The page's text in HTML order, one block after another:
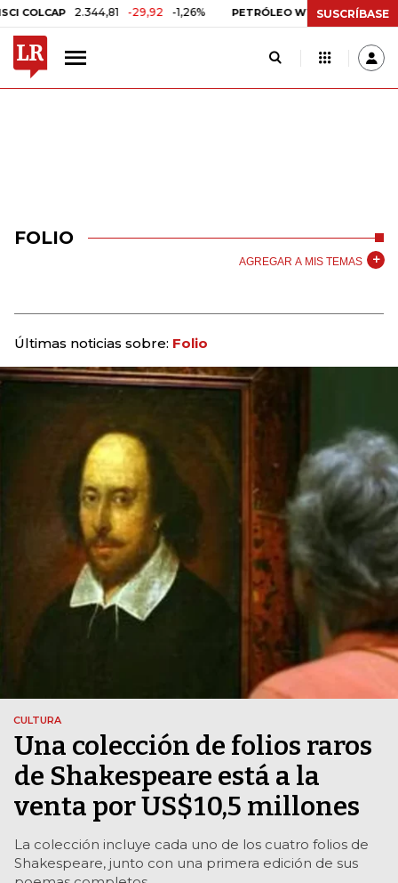
2.344,81 -29,92 -1,26% PETRÓLEO WTI US$ 75,09 -US$
SUSCRÍBASE
FOLIO
AGREGAR A MIS TEMAS
Últimas noticias sobre: Folio
CULTURA
Una colección de folios raros
de Shakespeare está a la
venta por US$10,5 millones
La colección incluye cada uno de los cuatro folios de
Shakespeare, junto con una primera edición de sus